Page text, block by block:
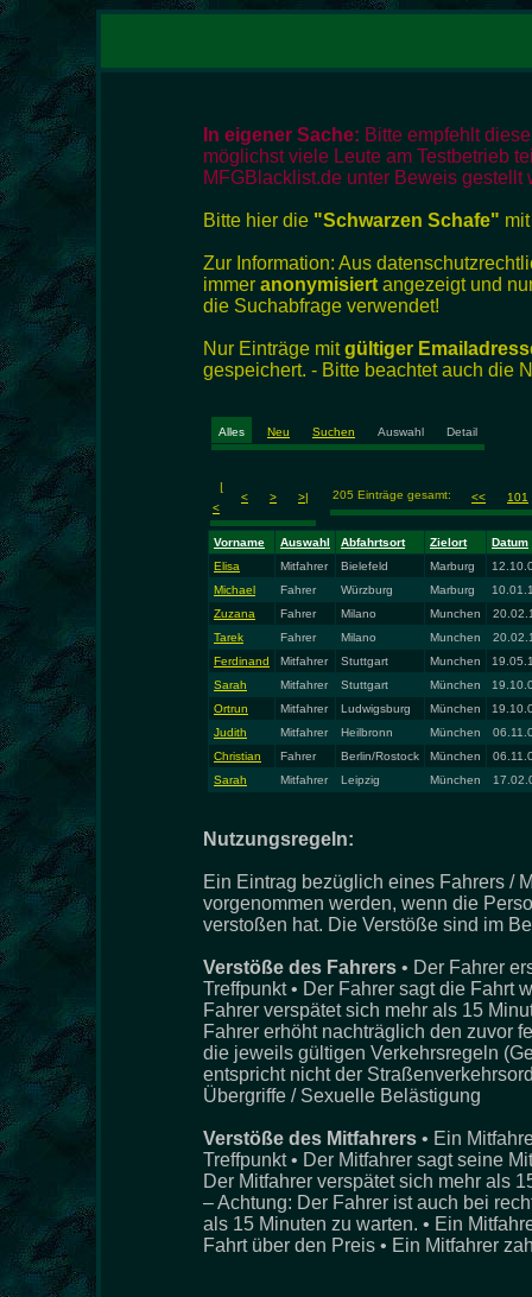
In eigener Sache: Bitte empfehlt
möglichst viele Leute am Testbetrieb
MFGBlacklist.de unter Beweis gestellt
Bitte hier die "Schwarzen Schafe"
Zur Information: Aus
immer anonymisiert angezeigt und
die Suchabfrage verwendet!
Nur Einträge mitgültiger
gespeichert. - Bitte beachtet auch die
Alles Neu Suchen Auswahl Detail
|
<
< > >| 205 Einträge gesamt: << 101
Vorname Auswahl Abfahrtsort Zielort
Datum
Elisa
Mitfahrer Bielefeld Marburg
Michael
Fahrer Würzburg Marburg
Zuzana
Fahrer Milano Munchen
Tarek
Fahrer Milano Munchen
Ferdinand
Mitfahrer Stuttgart Munchen
Sarah
Mitfahrer Stuttgart München
Ortrun
Mitfahrer Ludwigsburg München
Judith
Mitfahrer Heilbronn München
Christian
Fahrer Berlin/Rostock München
Sarah
Mitfahrer Leipzig München
Nutzungsregeln:
Ein Eintrag bezüglich eines Fahrers /
vorgenommen werden, wenn die
verstoßen hat. Die Verstöße sind im
Verstöße des Fahrers • Der Fahrer
Treffpunkt • Der Fahrer sagt die Fahrt
Fahrer verspätet sich mehr als 15
Fahrer erhöht nachträglich den zuvor
die jeweils gültigen Verkehrsregeln
entspricht nicht der
Übergriffe / Sexuelle Belästigung
Verstöße des Mitfahrers • Ein
Treffpunkt • Der Mitfahrer sagt seine
Der Mitfahrer verspätet sich mehr als
– Achtung: Der Fahrer ist auch bei
als 15 Minuten zu warten. • Ein
Fahrt über den Preis • Ein Mitfahrer